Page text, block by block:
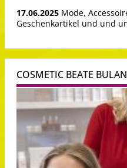
17.06.2025 Mode,
Geschenkartikel und und
COSMETIC BEATE